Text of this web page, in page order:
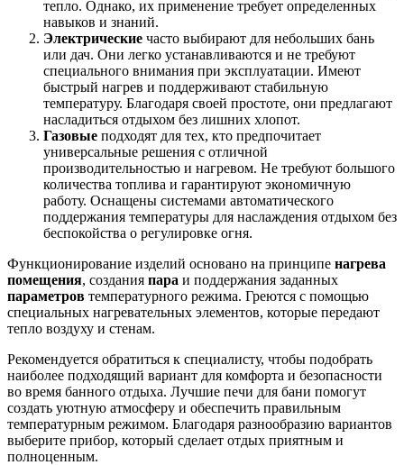
тепло. Однако, их применение требует определенных
навыков и знаний.
Электрические часто выбирают для небольших бань
или дач. Они легко устанавливаются и не требуют
специального внимания при эксплуатации. Имеют
быстрый нагрев и поддерживают стабильную
температуру. Благодаря своей простоте, они предлагают
насладиться отдыхом без лишних хлопот.
Газовые подходят для тех, кто предпочитает
универсальные решения с отличной
производительностью и нагревом. Не требуют большого
количества топлива и гарантируют экономичную
работу. Оснащены системами автоматического
поддержания температуры для наслаждения отдыхом без
беспокойства о регулировке огня.
Функционирование изделий основано на принципе нагрева
помещения, создания пара и поддержания заданных
параметров температурного режима. Греются с помощью
специальных нагревательных элементов, которые передают
тепло воздуху и стенам.
Рекомендуется обратиться к специалисту, чтобы подобрать
наиболее подходящий вариант для комфорта и безопасности
во время банного отдыха. Лучшие печи для бани помогут
создать уютную атмосферу и обеспечить правильным
температурным режимом. Благодаря разнообразию вариантов
выберите прибор, который сделает отдых приятным и
полноценным.